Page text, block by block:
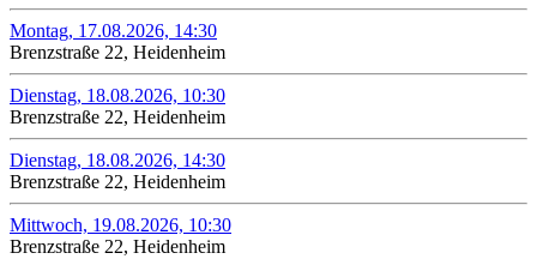
Montag, 17.08.2026, 14:30
Brenzstraße 22, Heidenheim
Dienstag, 18.08.2026, 10:30
Brenzstraße 22, Heidenheim
Dienstag, 18.08.2026, 14:30
Brenzstraße 22, Heidenheim
Mittwoch, 19.08.2026, 10:30
Brenzstraße 22, Heidenheim